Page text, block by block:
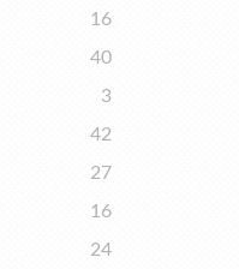
16
40
3
42
27
16
24